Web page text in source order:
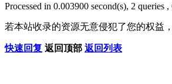
Processed in 0.003900 second(s), 2 queries
若本站收录的资源无意侵犯了您的权益
快速回复 返回顶部 返回列表